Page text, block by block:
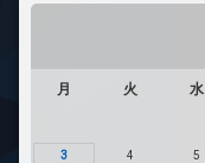
月 火 水
3 4 5